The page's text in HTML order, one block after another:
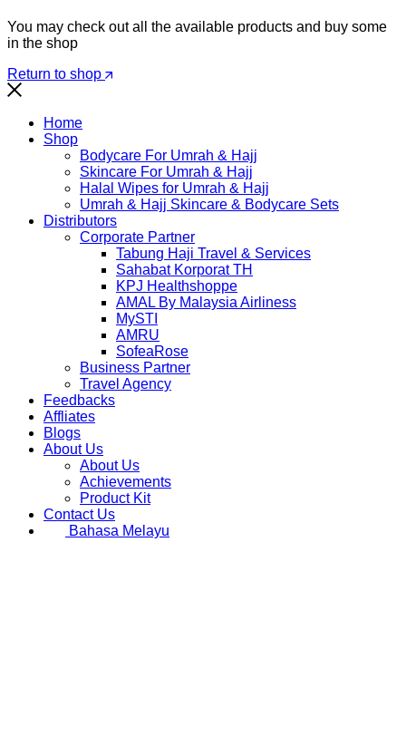
You may check out all the available products and buy some
in the shop
Return to shop
Home
Shop
Bodycare For Umrah & Hajj
Skincare For Umrah & Hajj
Halal Wipes for Umrah & Hajj
Umrah & Hajj Skincare & Bodycare Sets
Distributors
Corporate Partner
Tabung Haji Travel & Services
Sahabat Korporat TH
KPJ Healthshoppe
AMAL By Malaysia Airliness
MySTI
AMRU
SofeaRose
Business Partner
Travel Agency
Feedbacks
Affliates
Blogs
About Us
About Us
Achievements
Product Kit
Contact Us
Bahasa Melayu